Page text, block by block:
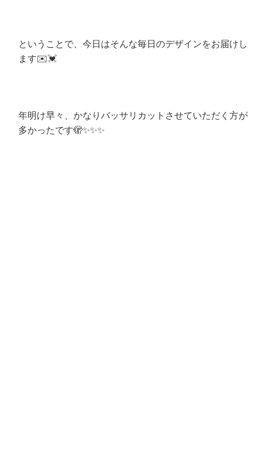
ということで、今日はそんな毎日のデザインをお届けし
ます✉️💓
年明け早々、かなりバッサリカットさせていただく方が
多かったです🫣✨✨✨